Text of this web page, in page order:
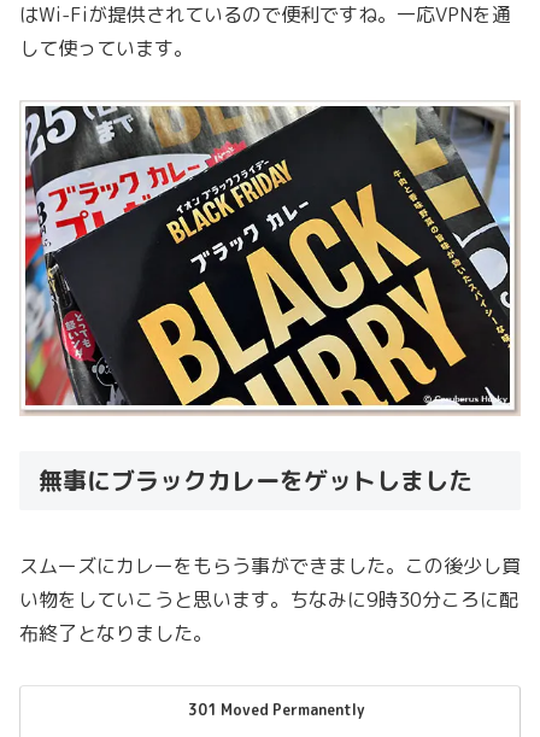
はWi-Fiが提供されているので便利ですね。一応VPNを通
して使っています。
無事にブラックカレーをゲットしました
スムーズにカレーをもらう事ができました。この後少し買
い物をしていこうと思います。ちなみに9時30分ころに配
布終了となりました。
301 Moved Permanently